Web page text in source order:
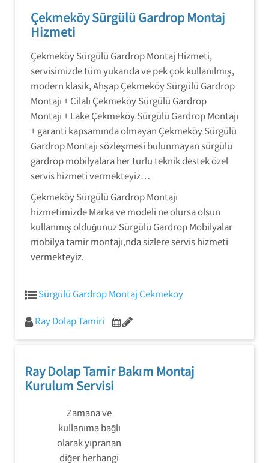
Çekmeköy Sürgülü Gardrop Montaj
Hizmeti
Çekmeköy Sürgülü Gardrop Montaj Hizmeti,
servisimizde tüm yukarıda ve pek çok kullanılmış,
modern klasik, Ahşap Çekmeköy Sürgülü Gardrop
Montajı + Cilalı Çekmeköy Sürgülü Gardrop
Montajı + Lake Çekmeköy Sürgülü Gardrop Montajı
+ garanti kapsamında olmayan Çekmeköy Sürgülü
Gardrop Montajı sözleşmesi bulunmayan sürgülü
gardrop mobilyalara her turlu teknik destek özel
servis hizmeti vermekteyiz…
Çekmeköy Sürgülü Gardrop Montajı
hizmetimizde Marka ve modeli ne olursa olsun
kullanmış olduğunuz Sürgülü Gardrop Mobilyalar
mobilya tamir montajı,nda sizlere servis hizmeti
vermekteyiz.
Sürgülü Gardrop Montaj Cekmekoy
Ray Dolap Tamiri
Ray Dolap Tamir Bakım Montaj
Kurulum Servisi
Zamana ve
kullanıma bağlı
olarak yıpranan
diğer herhangi